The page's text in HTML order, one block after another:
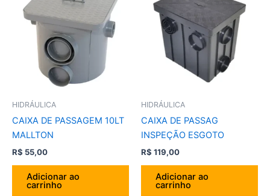
HIDRÁULICA
CAIXA DE PASSAGEM 10LT
MALLTON
R$ 55,00
Adicionar ao
carrinho
HIDRÁULICA
CAIXA DE PASSAG
INSPEÇÃO ESGOTO
R$ 119,00
Adicionar ao
carrinho